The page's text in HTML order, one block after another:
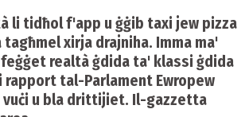
li tidħol f'app u ġġib taxi jew pizza
xirja drajniha. Imma ma'
realtà ġdida ta' klassi ġdida
rapport tal-Parlament Ewropew
vuċi u bla drittijiet. Il-gazzetta